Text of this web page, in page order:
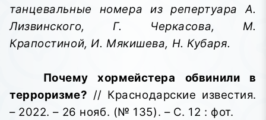
танцевальные номера из репертуара А.
Лизвинского, Г. Черкасова, М.
Крапостиной, И. Мякишева, Н. Кубаря.
Почему хормейстера обвинили в
терроризме? // Краснодарские известия.
– 2022. – 26 нояб. (№ 135). – С. 12 : фот.